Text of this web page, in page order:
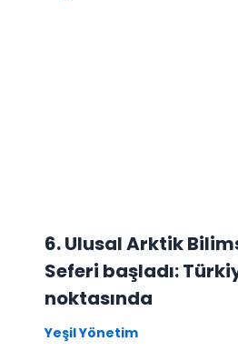
6. Ulusal Arktik
Seferi başladı:
noktasında
Yeşil Yönetim